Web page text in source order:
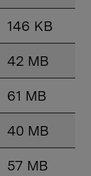
146 KB
42 MB
61 MB
40 MB
57 MB